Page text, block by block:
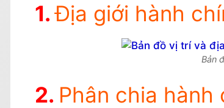
Địa giới hành
Bản
Phân chia hành